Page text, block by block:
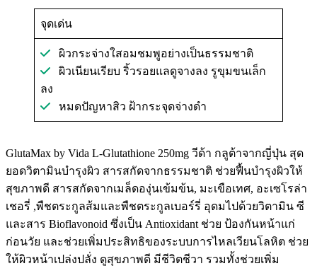
จุดเด่น
ผิวกระจ่างใสอมชมพูอย่างเป็นธรรมชาติ
ผิวเนียนเรียบ ริ้วรอยแลดูจางลง รูขุมขนเล็ก
ลง
หมดปัญหาสิว ฝ้ากระจุดจ่างดำ
GlutaMax by Vida L-Glutathione 250mg วีด้า กลูต้าจากญี่ปุ่น สุด
ยอดวิตามินบำรุงผิว สารสกัดจากธรรมชาติ ช่วยฟื้นบำรุงผิวให้
สุขภาพดี สารสกัดจากเมล็ดองุ่นเข้มข้น, มะเขือเทศ, อะเซโรล่า
เชอรี่ ,พืชตระกูลส้มและพืชตระกูลเบอร์รี่ อุดมไปด้วยวิตามิน ซี
และสาร Bioflavonoid ซึ่งเป็น Antioxidant ช่วย ป้องกันหน้าแก่
ก่อนวัย และช่วยเพิ่มประสิทธิของระบบการไหลเวียนโลหิต ช่วย
ให้ผิวหน้าเปล่งปลั่ง ดูสุขภาพดี มีชีวิตชีวา รวมทั้งช่วยเพิ่ม